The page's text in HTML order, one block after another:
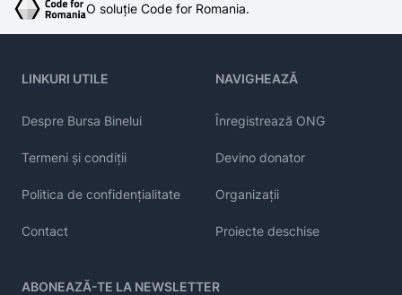
O soluție Code for Romania.
LINKURI UTILE
Despre Bursa Binelui
Termeni și condiții
Politica de confidențialitate
Contact
NAVIGHEAZĂ
Înregistrează ONG
Devino donator
Organizații
Proiecte deschise
ABONEAZĂ-TE LA NEWSLETTER